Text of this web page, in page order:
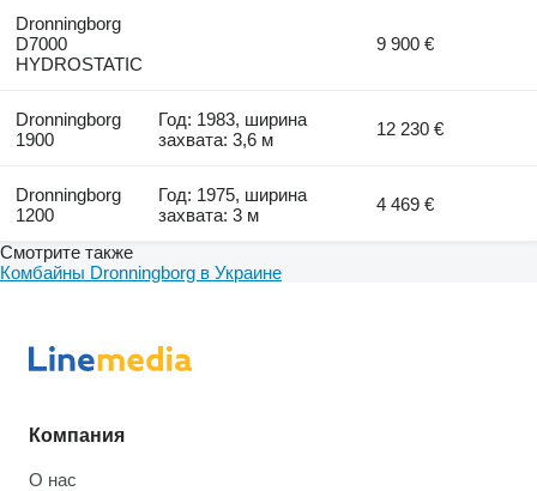
Dronningborg
D7000
HYDROSTATIC
9 900 €
Dronningborg
1900
Год: 1983, ширина
захвата: 3,6 м
12 230 €
Dronningborg
1200
Год: 1975, ширина
захвата: 3 м
4 469 €
Смотрите также
Комбайны Dronningborg в Украине
Компания
О нас